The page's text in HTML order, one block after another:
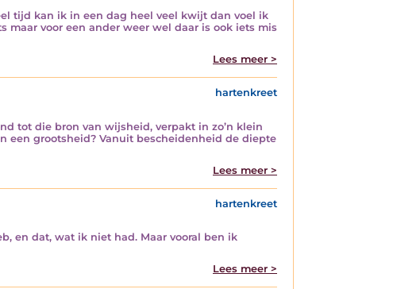
tijd kan ik in een dag heel veel kwijt dan voel ik
voor een ander weer wel daar is ook iets mis
Lees meer >
hartenkreet
tot die bron van wijsheid, verpakt in zo’n klein
een grootsheid? Vanuit bescheidenheid de diepte
Lees meer >
hartenkreet
en dat, wat ik niet had. Maar vooral ben ik
Lees meer >